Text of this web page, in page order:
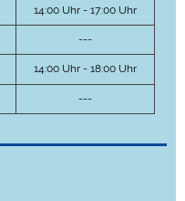
14:00 Uhr - 17:00 Uhr
---
14:00 Uhr - 18:00 Uhr
---